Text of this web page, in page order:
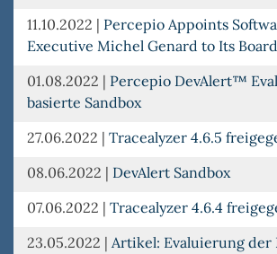
11.10.2022 | Percepio Appoints
Executive Michel Genard to Its
01.08.2022 | Percepio DevAlert™
basierte Sandbox
27.06.2022 | Tracealyzer 4.6.5
08.06.2022 | DevAlert Sandbox
07.06.2022 | Tracealyzer 4.6.4
23.05.2022 | Artikel: Evaluierung der